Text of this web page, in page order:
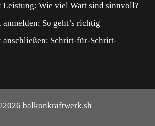
Wie viel Watt sind sinnvoll?
So geht’s richtig
Schritt-für-Schritt-
balkonkraftwerk.sh